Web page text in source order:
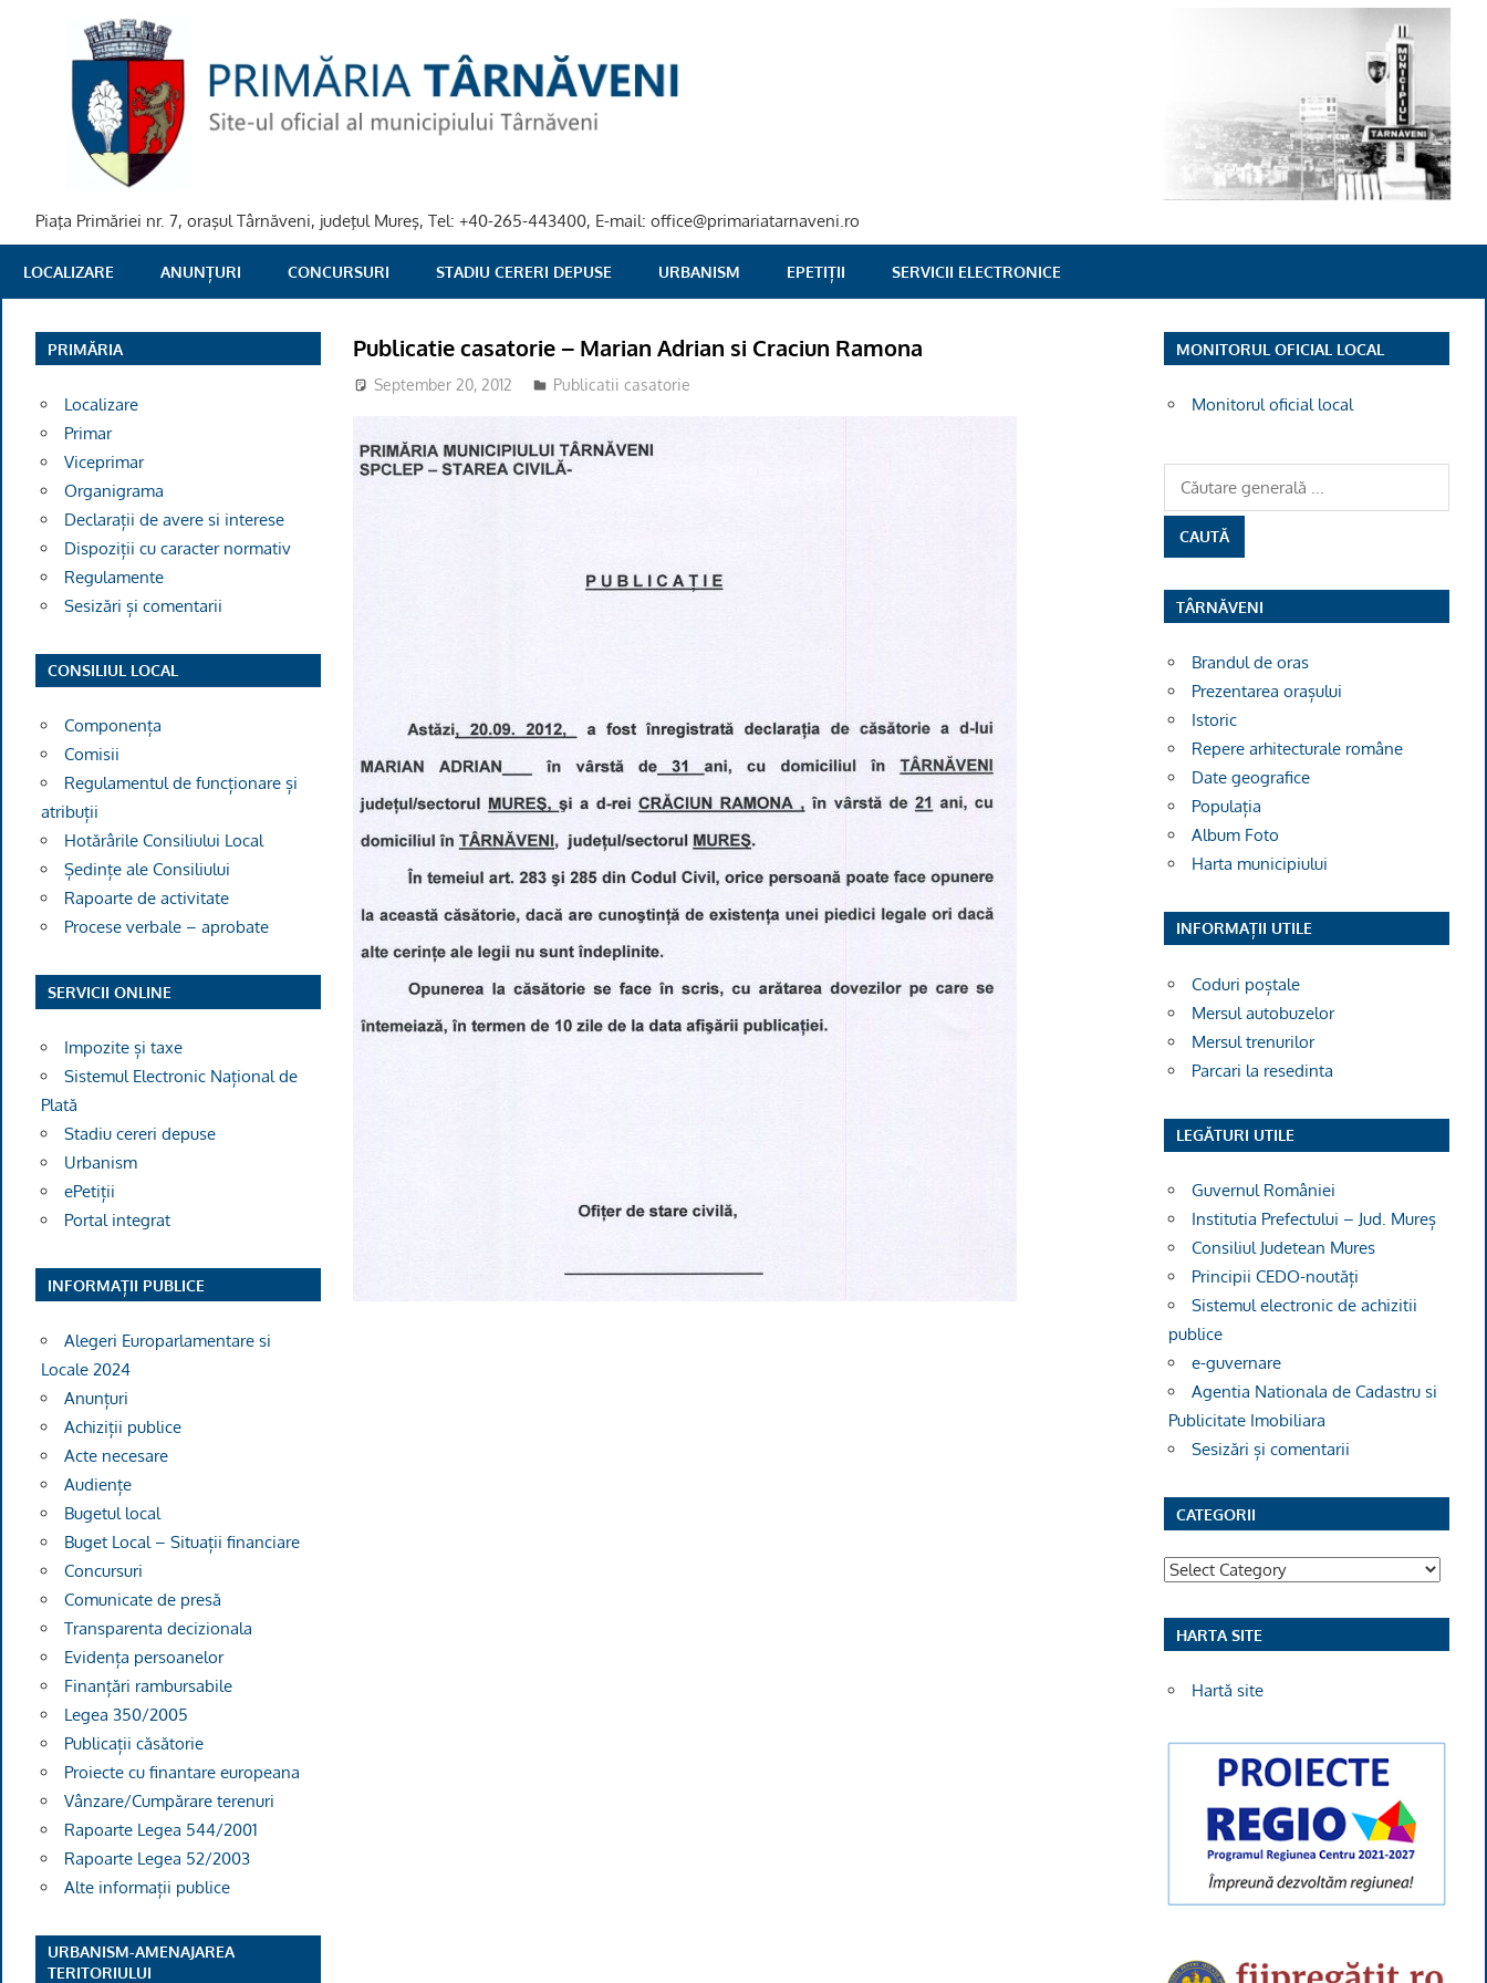
PRIMARIA
TARNAVENI
Piaţa Primăriei nr. 7, oraşul Târnăveni, judeţul Mureş, Tel: +40-265-443400, E-mail: office@primariatarnaveni.ro
LOCALIZARE ANUNȚURI CONCURSURI STADIU CERERI DEPUSE URBANISM EPETIȚII SERVICII ELECTRONICE
Publicatie casatorie – Marian Adrian si Craciun Ramona
September 20, 2012 Publicatii casatorie
PRIMĂRIA
Localizare
Primar
Viceprimar
Organigrama
Declarații de avere si interese
Dispoziții cu caracter normativ
Regulamente
Sesizări și comentarii
CONSILIUL LOCAL
Componența
Comisii
Regulamentul de funcționare și
atribuții
Hotărârile Consiliului Local
Ședințe ale Consiliului
Rapoarte de activitate
Procese verbale – aprobate
SERVICII ONLINE
Impozite și taxe
Sistemul Electronic Național de
Plată
Stadiu cereri depuse
Urbanism
ePetiții
Portal integrat
INFORMAȚII PUBLICE
Alegeri Europarlamentare si
Locale 2024
Anunțuri
Achiziții publice
Acte necesare
Audiențe
Bugetul local
Buget Local – Situații financiare
Concursuri
Comunicate de presă
Transparenta decizionala
Evidența persoanelor
Finanțări rambursabile
Legea 350/2005
Publicații căsătorie
Proiecte cu finantare europeana
Vânzare/Cumpărare terenuri
Rapoarte Legea 544/2001
Rapoarte Legea 52/2003
Alte informații publice
URBANISM-AMENAJAREA
TERITORIULUI
MONITORUL OFICIAL LOCAL
Monitorul oficial local
TÂRNĂVENI
Brandul de oras
Prezentarea orașului
Istoric
Repere arhitecturale române
Date geografice
Populația
Album Foto
Harta municipiului
INFORMAȚII UTILE
Coduri poștale
Mersul autobuzelor
Mersul trenurilor
Parcari la resedinta
LEGĂTURI UTILE
Guvernul României
Institutia Prefectului – Jud. Mureș
Consiliul Judetean Mures
Principii CEDO-noutăți
Sistemul electronic de achizitii
publice
e-guvernare
Agentia Nationala de Cadastru si
Publicitate Imobiliara
Sesizări și comentarii
CATEGORII
Categorii
HARTA SITE
Hartă site